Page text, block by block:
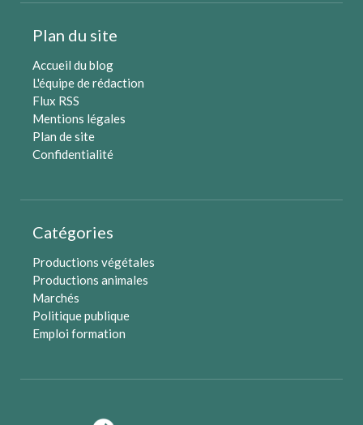
Plan du site
Accueil du blog
L'équipe de rédaction
Flux RSS
Mentions légales
Plan de site
Confidentialité
Catégories
Productions végétales
Productions animales
Marchés
Politique publique
Emploi formation